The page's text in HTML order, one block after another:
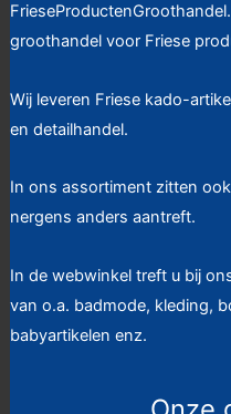
groothandel voor Friese
Wij leveren Friese kado-
en detailhandel.
In ons assortiment zitten
nergens anders aantreft.
In de webwinkel treft u bij
van o.a. badmode, kleding,
babyartikelen enz.